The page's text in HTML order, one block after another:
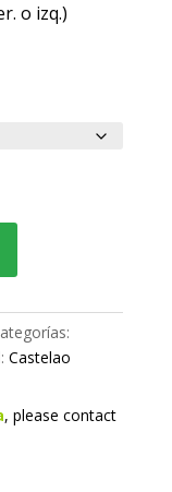
o izq.)
Castelao
, please contact